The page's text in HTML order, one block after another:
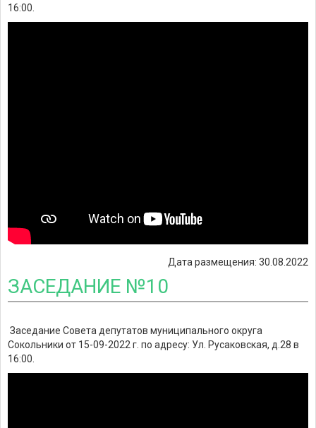
16:00.
Дата размещения: 30.08.2022
ЗАСЕДАНИЕ №10
Заседание Совета депутатов муниципального округа
Сокольники от 15-09-2022 г. по адресу: Ул. Русаковская, д.28 в
16:00.